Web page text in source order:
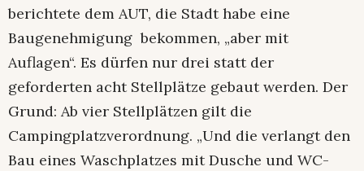
berichtete dem AUT, die Stadt habe eine
Baugenehmigung bekommen, „aber mit
Auflagen“. Es dürfen nur drei statt der
geforderten acht Stellplätze gebaut werden. Der
Grund: Ab vier Stellplätzen gilt die
Campingplatzverordnung. „Und die verlangt den
Bau eines Waschplatzes mit Dusche und WC-